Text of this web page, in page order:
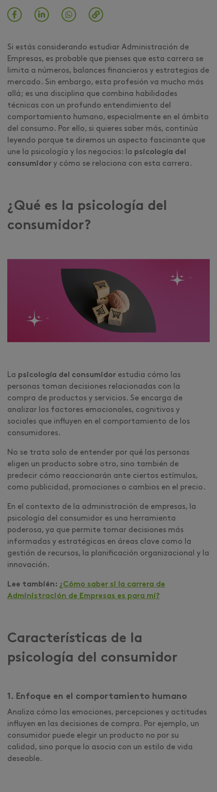
Si estás considerando estudiar Administración de
Empresas, es probable que pienses que esta carrera se
limita a números, balances financieros y estrategias de
mercado. Sin embargo, esta profesión va mucho más
allá; es una disciplina que combina habilidades
técnicas con un profundo entendimiento del
comportamiento humano, especialmente en el ámbito
del consumo. Por ello, si quieres saber más, continúa
leyendo porque te diremos un aspecto fascinante que
une la psicología y los negocios: la psicología del
consumidor y cómo se relaciona con esta carrera.
¿Qué es la psicología del
consumidor?
La psicología del consumidor estudia cómo las
personas toman decisiones relacionadas con la
compra de productos y servicios. Se encarga de
analizar los factores emocionales, cognitivos y
sociales que influyen en el comportamiento de los
consumidores.
No se trata solo de entender por qué las personas
eligen un producto sobre otro, sino también de
predecir cómo reaccionarán ante ciertos estímulos,
como publicidad, promociones o cambios en el precio.
En el contexto de la administración de empresas, la
psicología del consumidor es una herramienta
poderosa, ya que permite tomar decisiones más
informadas y estratégicas en áreas clave como la
gestión de recursos, la planificación organizacional y la
innovación.
Lee también: ¿Cómo saber si la carrera de
Administración de Empresas es para mí?
Características de la
psicología del consumidor
1. Enfoque en el comportamiento humano
Analiza cómo las emociones, percepciones y actitudes
influyen en las decisiones de compra. Por ejemplo, un
consumidor puede elegir un producto no por su
calidad, sino porque lo asocia con un estilo de vida
deseable.